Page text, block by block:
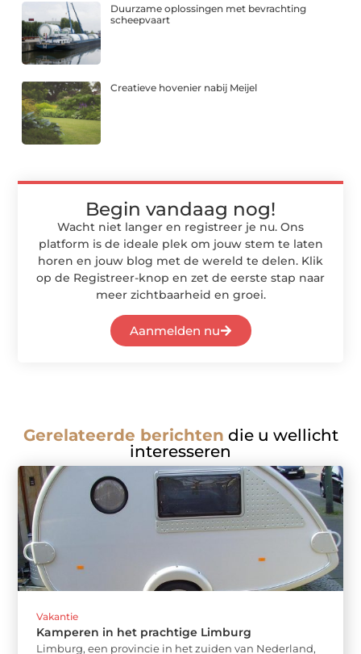
Duurzame oplossingen met bevrachting
scheepvaart
Creatieve hovenier nabij Meijel
Begin vandaag nog!
Wacht niet langer en registreer je nu. Ons
platform is de ideale plek om jouw stem te laten
horen en jouw blog met de wereld te delen. Klik
op de Registreer-knop en zet de eerste stap naar
meer zichtbaarheid en groei.
Aanmelden nu
Gerelateerde berichten die u wellicht
interesseren
Vakantie
Kamperen in het prachtige Limburg
Limburg, een provincie in het zuiden van Nederland,